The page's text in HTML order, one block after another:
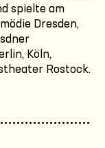
spielte am
Dresden,
Köln,
Rostock.